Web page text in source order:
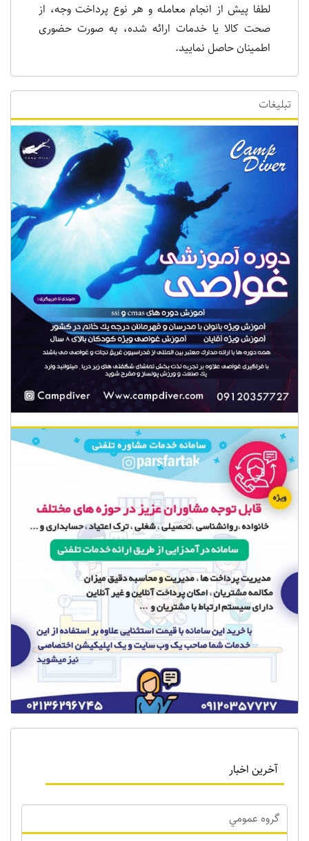
لطفا پیش از انجام معامله و هر نوع پرداخت وجه، از
صحت کالا یا خدمات ارائه شده، به صورت حضوری
اطمینان حاصل نمایید.
تبلیغات
آخرین اخبار
گروه عمومي